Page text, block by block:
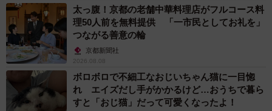
太っ腹！京都の老舗中華料理店がフルコース料
理50人前を無料提供 「一市民としてお礼を」
つながる善意の輪
京都新聞社
2026.08.08
ボロボロで不細工なおじいちゃん猫に一目惚
れ エイズだし手がかかるけど…おうちで暮ら
すと「おじ猫」だって可愛くなったよ！